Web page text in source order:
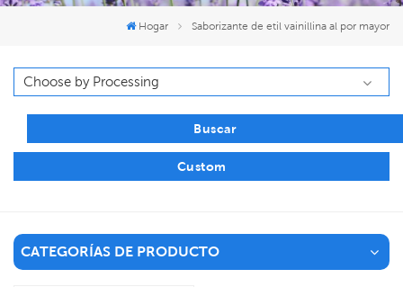
Hogar Saborizante de etil vainillina al por mayor
Buscar
Custom
CATEGORÍAS DE PRODUCTO